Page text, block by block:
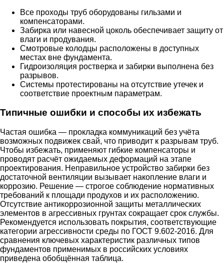
Все проходы труб оборудованы гильзами и
компенсаторами.
Забирка или навесной цоколь обеспечивает защиту от
влаги и продувания.
Смотровые колодцы расположены в доступных
местах вне фундамента.
Гидроизоляция ростверка и забирки выполнена без
разрывов.
Системы протестированы на отсутствие утечек и
соответствие проектным параметрам.
Типичные ошибки и способы их избежать
Частая ошибка — прокладка коммуникаций без учёта
возможных подвижек свай, что приводит к разрывам труб.
Чтобы избежать, применяют гибкие компенсаторы и
проводят расчёт ожидаемых деформаций на этапе
проектирования. Неправильное устройство забирки без
достаточной вентиляции вызывает накопление влаги и
коррозию. Решение — строгое соблюдение нормативных
требований к площади продухов и их расположению.
Отсутствие антикоррозионной защиты металлических
элементов в агрессивных грунтах сокращает срок службы.
Рекомендуется использовать покрытия, соответствующие
категории агрессивности среды по ГОСТ 9.602-2016. Для
сравнения ключевых характеристик различных типов
фундаментов применимых в российских условиях
приведена обобщённая таблица.